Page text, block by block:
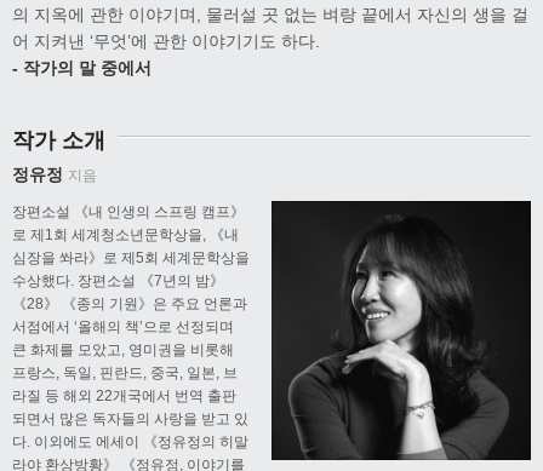
의 지옥에 관한 이야기며, 물러설 곳 없는 벼랑 끝에서 자신의 생을 걸
어 지켜낸 ‘무엇’에 관한 이야기기도 하다.
- 작가의 말 중에서
작가 소개
정유정 지음
장편소설 《내 인생의 스프링 캠프》
로 제1회 세계청소년문학상을, 《내
심장을 쏴라》로 제5회 세계문학상을
수상했다. 장편소설 《7년의 밤》
《28》 《종의 기원》은 주요 언론과
서점에서 ‘올해의 책’으로 선정되며
큰 화제를 모았고, 영미권을 비롯해
프랑스, 독일, 핀란드, 중국, 일본, 브
라질 등 해외 22개국에서 번역 출판
되면서 많은 독자들의 사랑을 받고 있
다. 이외에도 에세이 《정유정의 히말
라야 환상방황》 《정유정, 이야기를